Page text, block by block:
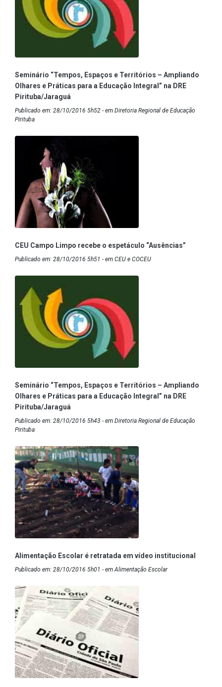
Seminário “Tempos, Espaços e Territórios – Ampliando
Olhares e Práticas para a Educação Integral” na DRE
Pirituba/Jaraguá
Publicado em: 28/10/2016 5h52 - em Diretoria Regional de Educação
Pirituba
CEU Campo Limpo recebe o espetáculo “Ausências”
Publicado em: 28/10/2016 5h51 - em CEU e COCEU
Seminário “Tempos, Espaços e Territórios – Ampliando
Olhares e Práticas para a Educação Integral” na DRE
Pirituba/Jaraguá
Publicado em: 28/10/2016 5h43 - em Diretoria Regional de Educação
Pirituba
Alimentação Escolar é retratada em vídeo institucional
Publicado em: 28/10/2016 5h01 - em Alimentação Escolar